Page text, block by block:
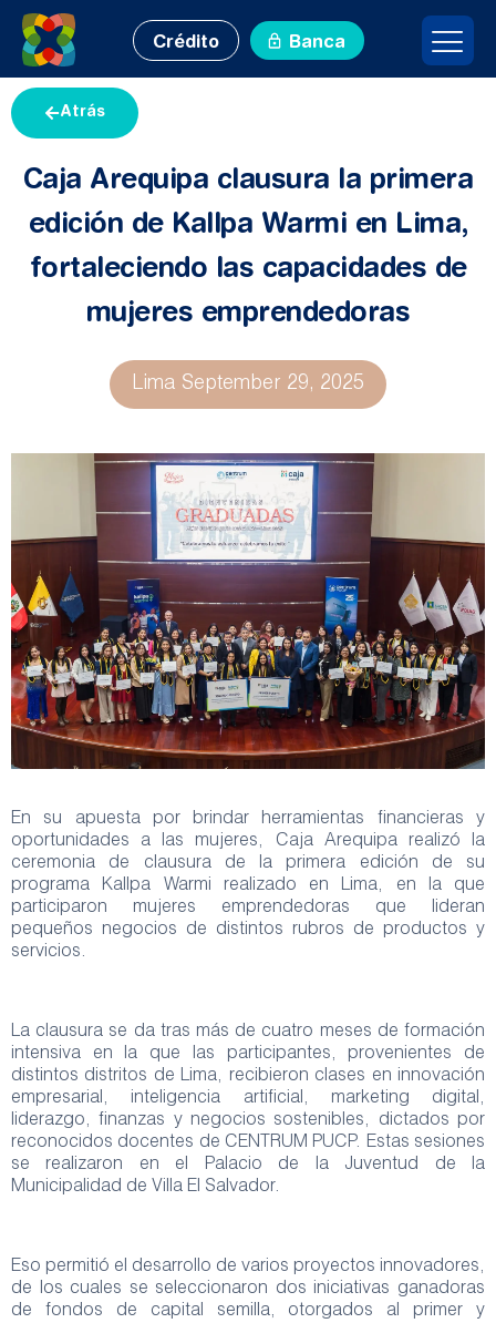
Crédito Banca
Atrás
Caja Arequipa clausura la primera
edición de Kallpa Warmi en Lima,
fortaleciendo las capacidades de
mujeres emprendedoras
Lima September 29, 2025
En su apuesta por brindar herramientas financieras y
oportunidades a las mujeres, Caja Arequipa realizó la
ceremonia de clausura de la primera edición de su
programa Kallpa Warmi realizado en Lima, en la que
participaron mujeres emprendedoras que lideran
pequeños negocios de distintos rubros de productos y
servicios.
La clausura se da tras más de cuatro meses de formación
intensiva en la que las participantes, provenientes de
distintos distritos de Lima, recibieron clases en innovación
empresarial, inteligencia artificial, marketing digital,
liderazgo, finanzas y negocios sostenibles, dictados por
reconocidos docentes de CENTRUM PUCP. Estas sesiones
se realizaron en el Palacio de la Juventud de la
Municipalidad de Villa El Salvador.
Eso permitió el desarrollo de varios proyectos innovadores,
de los cuales se seleccionaron dos iniciativas ganadoras
de fondos de capital semilla, otorgados al primer y